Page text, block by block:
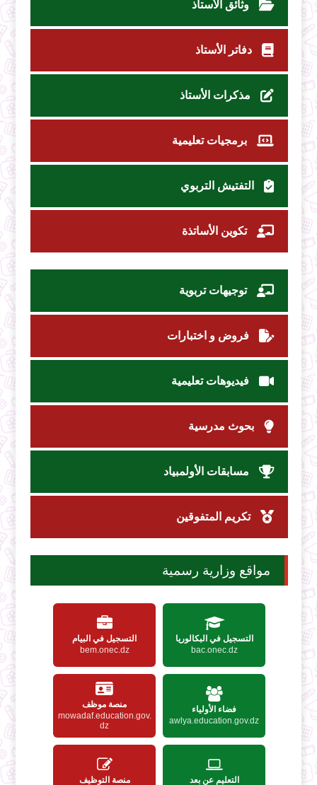
وثائق الأستاذ
دفاتر الأستاذ
مذكرات الأستاذ
برمجيات تعليمية
التفتيش التربوي
تكوين الأساتذة
توجيهات تربوية
فروض و اختبارات
فيديوهات تعليمية
بحوث مدرسية
مسابقات الأولمبياد
تكريم المتفوقين
مواقع وزارية رسمية
التسجيل في البكالوريا
bac.onec.dz
التسجيل في البيام
bem.onec.dz
فضاء الأولياء
awlya.education.gov.dz
منصة موظف
mowadaf.education.gov.
dz
التعليم عن بعد
منصة التوظيف